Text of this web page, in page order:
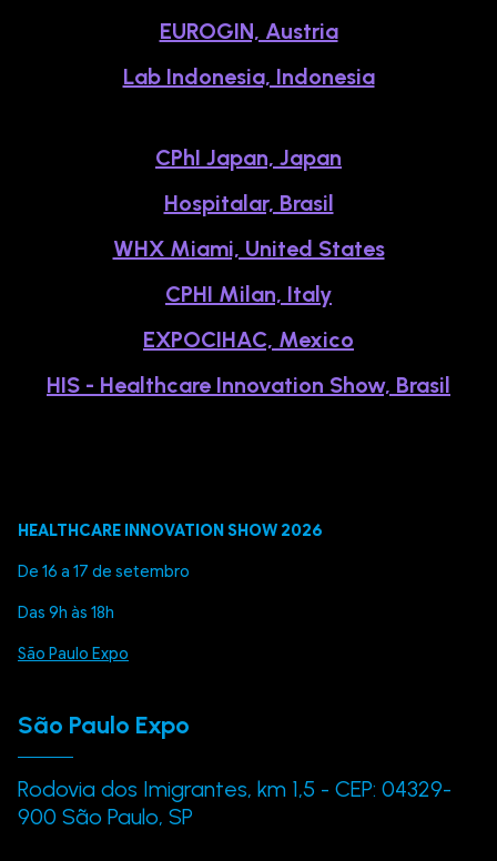
EUROGIN, Austria
Lab Indonesia, Indonesia
CPhI Japan, Japan
Hospitalar, Brasil
WHX Miami, United States
CPHI Milan, Italy
EXPOCIHAC, Mexico
HIS - Healthcare Innovation Show, Brasil
HEALTHCARE INNOVATION SHOW 2026
De 16 a 17 de setembro
Das 9h às 18h
São Paulo Expo
São Paulo Expo
Rodovia dos Imigrantes, km 1,5 - CEP: 04329-
900 São Paulo, SP